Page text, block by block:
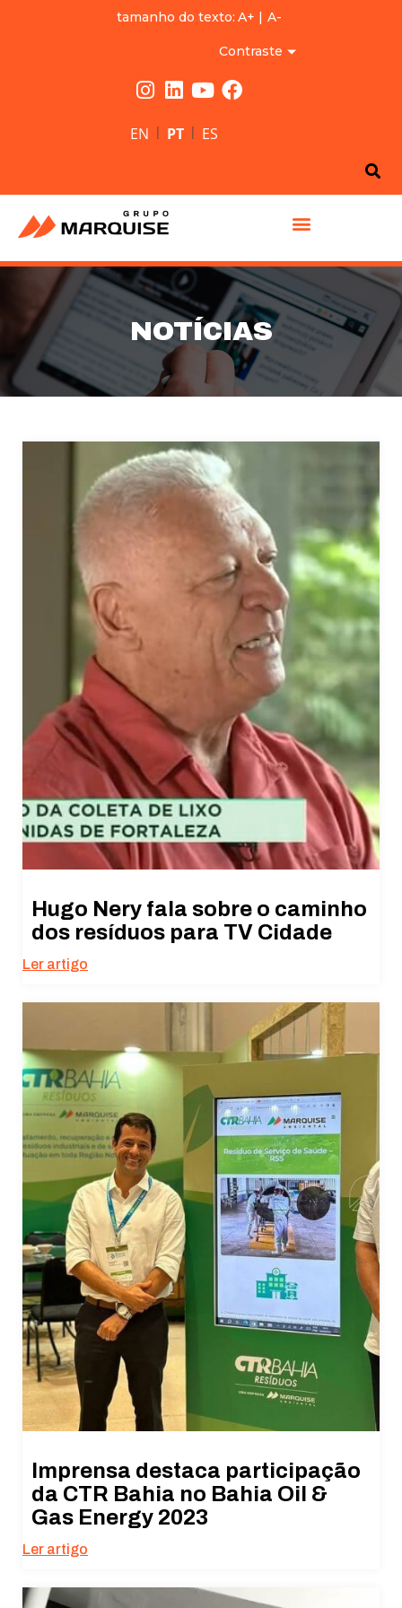
tamanho do texto: A+ | A-
Contraste
EN | PT | ES
NOTÍCIAS
Hugo Nery fala sobre o caminho
dos resíduos para TV Cidade
Ler artigo
Imprensa destaca participação
da CTR Bahia no Bahia Oil &
Gas Energy 2023
Ler artigo